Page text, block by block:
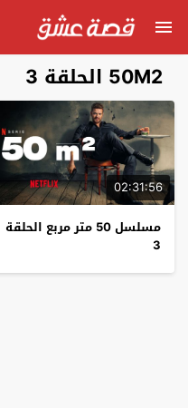
50M2 الحلقة 3
02:31:56
مسلسل 50 متر مربع الحلقة
3